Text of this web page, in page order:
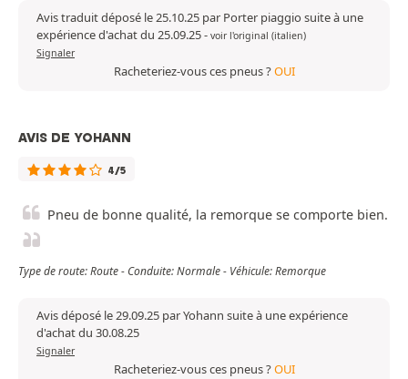
Avis traduit déposé le 25.10.25 par Porter piaggio suite à une
expérience d'achat du 25.09.25- voir l'original (italien)
Signaler
Racheteriez-vous ces pneus ?OUI
AVIS DE YOHANN
4/5
Pneu de bonne qualité, la remorque se comporte bien.
Type de route: Route - Conduite: Normale - Véhicule: Remorque
Avis déposé le 29.09.25 par Yohann suite à une expérience
d'achat du 30.08.25
Signaler
Racheteriez-vous ces pneus ?OUI